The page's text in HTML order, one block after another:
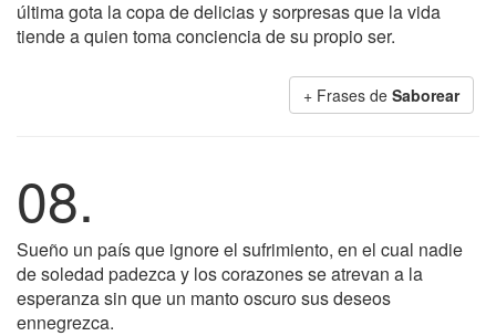
última gota la copa de delicias y sorpresas que la vida
tiende a quien toma conciencia de su propio ser.
+ Frases de Saborear
08.
Sueño un país que ignore el sufrimiento, en el cual nadie
de soledad padezca y los corazones se atrevan a la
esperanza sin que un manto oscuro sus deseos
ennegrezca.